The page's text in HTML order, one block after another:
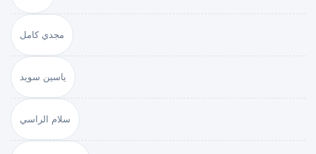
مجدي كامل
ياسين سويد
سلام الراسي